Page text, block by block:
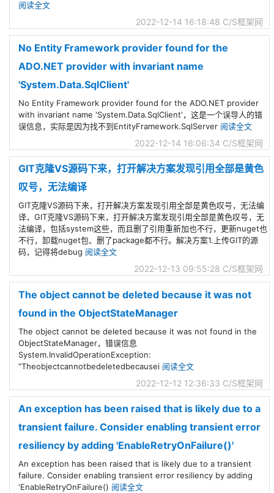
阅读全文
2022-12-14 16:18:48 C/S框架网
No Entity Framework provider found for the
ADO.NET provider with invariant name
'System.Data.SqlClient'
No Entity Framework provider found for the ADO.NET provider
with invariant name 'System.Data.SqlClient'，这是一个误导人的错
误信息，实际是因为找不到EntityFramework.SqlServer 阅读全文
2022-12-14 16:06:34 C/S框架网
GIT克隆VS源码下来，打开解决方案发现引用全部是黄色
叹号，无法编译
GIT克隆VS源码下来，打开解决方案发现引用全部是黄色叹号，无法编
译，GIT克隆VS源码下来，打开解决方案发现引用全部是黄色叹号，无
法编译，包括system这些，而且删了引用重新加也不行，更新nuget也
不行，卸载nuget包、删了package都不行。解决方案1.上传GIT的源
码，记得将debug 阅读全文
2022-12-13 09:55:28 C/S框架网
The object cannot be deleted because it was not
found in the ObjectStateManager
The object cannot be deleted because it was not found in the
ObjectStateManager，错误信息
System.InvalidOperationException:
“Theobjectcannotbedeletedbecausei 阅读全文
2022-12-12 12:36:33 C/S框架网
An exception has been raised that is likely due to a
transient failure. Consider enabling transient error
resiliency by adding 'EnableRetryOnFailure()'
An exception has been raised that is likely due to a transient
failure. Consider enabling transient error resiliency by adding
'EnableRetryOnFailure() 阅读全文